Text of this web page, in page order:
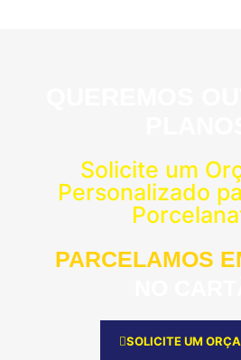
Solicite um
Personalizado
PARCELAMOS
SOLICITE UM